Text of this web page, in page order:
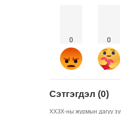
0 0
Сэтгэгдэл (0)
ХХЗХ-ны журмын дагуу зүй